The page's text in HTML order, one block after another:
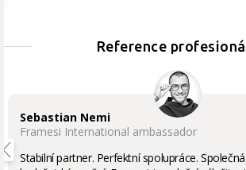
Reference
Sebastian Nemi
Framesi International ambassador
Stabilní partner. Perfektní spolupráce.